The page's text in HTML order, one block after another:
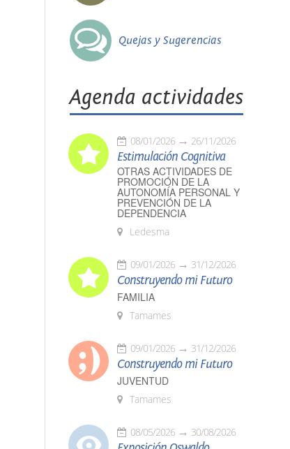
Quejas y Sugerencias
Agenda actividades
08/01/2026 26/11/2026
Estimulación Cognitiva
OTRAS ACTIVIDADES DE
PROMOCIÓN DE LA
AUTONOMÍA PERSONAL Y
PREVENCIÓN DE LA
DEPENDENCIA
Ledesma
09/01/2026 31/12/2026
Construyendo mi Futuro
FAMILIA
Tamames
09/01/2026 31/12/2026
Construyendo mi Futuro
JUVENTUD
Tamames
08/05/2026 30/08/2026